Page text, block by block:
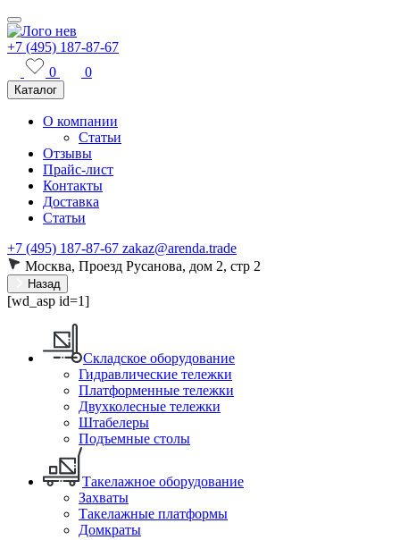
+7 (495) 187-87-67
0
0
Каталог
О компании
Статьи
Отзывы
Прайс-лист
Контакты
Доставка
Статьи
+7 (495) 187-87-67 zakaz@arenda.trade
Москва, Проезд Русанова, дом 2, стр 2
Назад
[wd_asp id=1]
Складское оборудование
Гидравлические тележки
Платформенные тележки
Двухколесные тележки
Штабелеры
Подъемные столы
Такелажное оборудование
Захваты
Такелажные платформы
Домкраты